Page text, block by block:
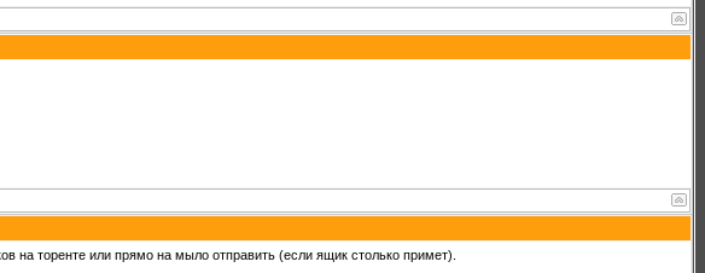
на торенте или прямо на мыло отправить (если ящик столько примет).